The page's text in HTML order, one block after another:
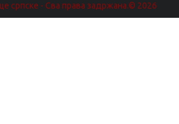
српске - Сва права задржана.© 2026